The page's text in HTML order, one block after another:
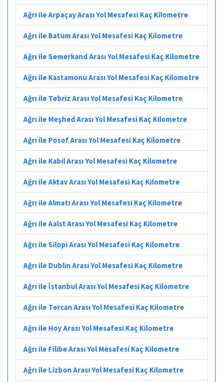
Ağrı ile Arpaçay Arası Yol Mesafesi Kaç Kilometre
Ağrı ile Batum Arası Yol Mesafesi Kaç Kilometre
Ağrı ile Semerkand Arası Yol Mesafesi Kaç Kilometre
Ağrı ile Kastamonu Arası Yol Mesafesi Kaç Kilometre
Ağrı ile Tebriz Arası Yol Mesafesi Kaç Kilometre
Ağrı ile Meşhed Arası Yol Mesafesi Kaç Kilometre
Ağrı ile Posof Arası Yol Mesafesi Kaç Kilometre
Ağrı ile Kabil Arası Yol Mesafesi Kaç Kilometre
Ağrı ile Aktav Arası Yol Mesafesi Kaç Kilometre
Ağrı ile Almatı Arası Yol Mesafesi Kaç Kilometre
Ağrı ile Aalst Arası Yol Mesafesi Kaç Kilometre
Ağrı ile Silopi Arası Yol Mesafesi Kaç Kilometre
Ağrı ile Dublin Arası Yol Mesafesi Kaç Kilometre
Ağrı ile İstanbul Arası Yol Mesafesi Kaç Kilometre
Ağrı ile Tercan Arası Yol Mesafesi Kaç Kilometre
Ağrı ile Hoy Arası Yol Mesafesi Kaç Kilometre
Ağrı ile Filibe Arası Yol Mesafesi Kaç Kilometre
Ağrı ile Lizbon Arası Yol Mesafesi Kaç Kilometre